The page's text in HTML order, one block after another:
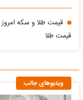
قیمت طلا
ویدیوهای جالب